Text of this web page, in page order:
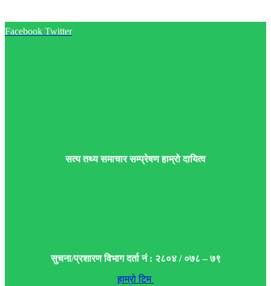
Facebook Twitter
सत्य तथ्य समाचार सम्प्रेषण हाम्रो दायित्व
सुचना/प्रशारण विभाग दर्ता नं : २८०४ / ०७८ – ७९
हाम्रो टिम